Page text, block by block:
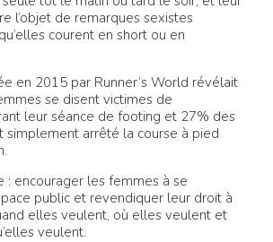
l’objet de remarques sexistes
courent en short ou en
en 2015 par Runner’s World révélait
se disent victimes de
leur séance de footing et 27% des
simplement arrêté la course à pied
: encourager les femmes à se
public et revendiquer leur droit à
elles veulent, où elles veulent et
veulent.